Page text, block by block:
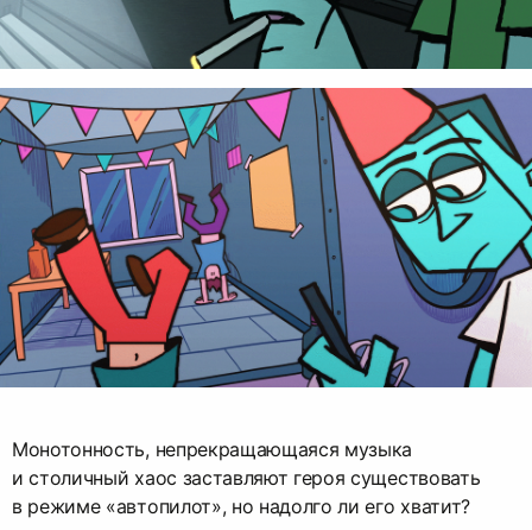
Монотонность, непрекращающаяся музыка
и столичный хаос заставляют героя существовать
в режиме «автопилот», но надолго ли его хватит?